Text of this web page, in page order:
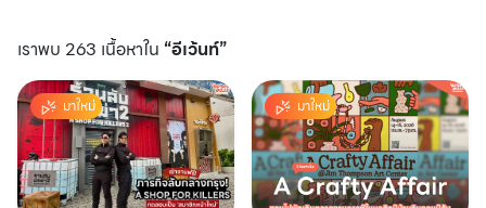
เราพบ 263 เนื้อหาใน “อีเว้นท์”
มาใหม่ มาใหม่